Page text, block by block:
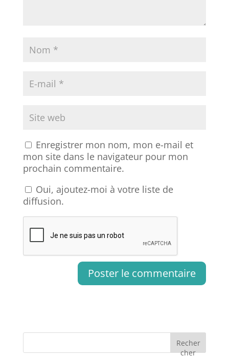
Enregistrer mon nom, mon e-mail et
mon site dans le navigateur pour mon
prochain commentaire.
Oui, ajoutez-moi à votre liste de
diffusion.
Recher
cher